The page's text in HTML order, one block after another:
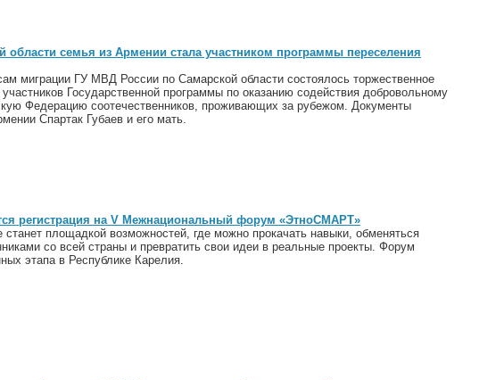
области семья из Армении стала участником программы переселения
миграции ГУ МВД России по Самарской области состоялось торжественное
Государственной программы по оказанию содействия добровольному
Федерацию соотечественников, проживающих за рубежом. Документы
Спартак Губаев и его мать.
регистрация на V Межнациональный форум «ЭтноСМАРТ»
площадкой возможностей, где можно прокачать навыки, обменяться
со всей страны и превратить свои идеи в реальные проекты. Форум
этапа в Республике Карелия.